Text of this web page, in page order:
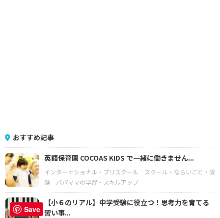
おすすめ記事
英語保育園 COCOAS KIDS で一緒に働きません...
インターナショナル・プリスクール
スクール・ならいごと・受
験
パパママの学習・スキルアップ
【小６のリアル】中学受験に役立つ！思考力を育てる
習い事...
Save